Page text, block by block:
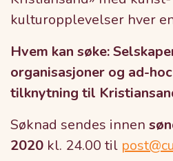
kulturopplevelser hver
Hvem kan søke:
organisasjoner og ad-
tilknytning til
Søknad sendes innen
2020 kl. 24.00 til